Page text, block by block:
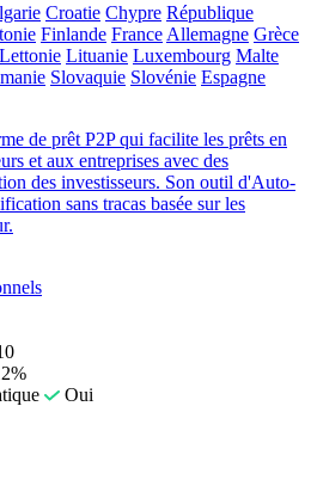
Croatie Chypre République
Finlande France Allemagne Grèce
Lettonie Lituanie Luxembourg Malte
Slovaquie Slovénie Espagne
de prêt P2P qui facilite les prêts en
et aux entreprises avec des
des investisseurs. Son outil d'Auto-
sans tracas basée sur les
Oui